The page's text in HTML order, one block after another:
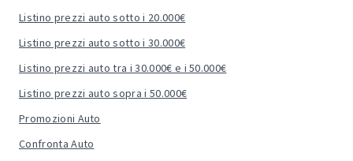
Listino prezzi auto sotto i 20.000€
Listino prezzi auto sotto i 30.000€
Listino prezzi auto tra i 30.000€ e i 50.000€
Listino prezzi auto sopra i 50.000€
Promozioni Auto
Confronta Auto